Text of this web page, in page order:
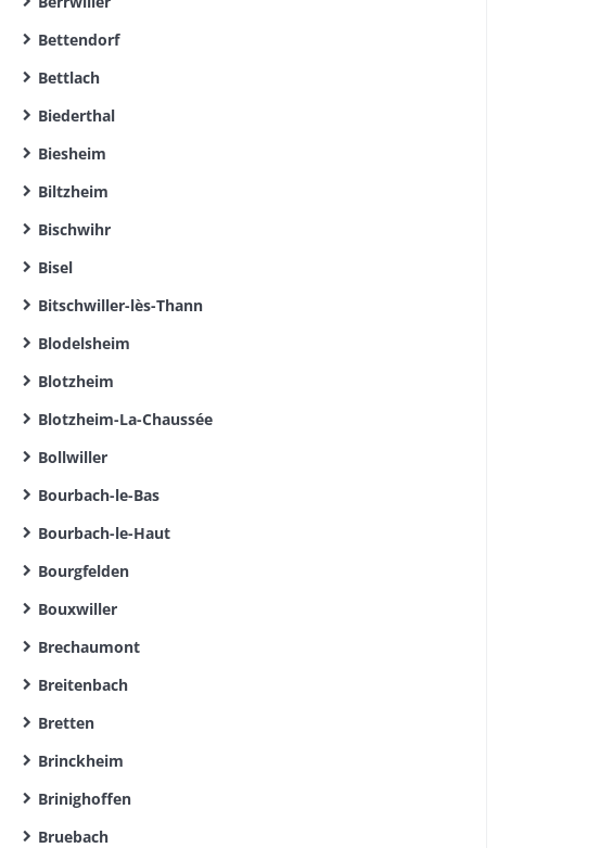
Bettendorf
Bettlach
Biederthal
Biesheim
Biltzheim
Bischwihr
Bisel
Bitschwiller-lès-Thann
Blodelsheim
Blotzheim
Blotzheim-La-Chaussée
Bollwiller
Bourbach-le-Bas
Bourbach-le-Haut
Bourgfelden
Bouxwiller
Brechaumont
Breitenbach
Bretten
Brinckheim
Brinighoffen
Bruebach